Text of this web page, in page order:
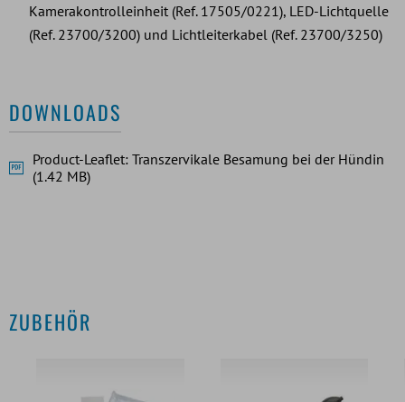
Kamerakontrolleinheit (Ref. 17505/0221), LED-Lichtquelle
(Ref. 23700/3200) und Lichtleiterkabel (Ref. 23700/3250)
DOWNLOADS
Product-Leaflet: Transzervikale Besamung bei der Hündin
(1.42 MB)
ZUBEHÖR